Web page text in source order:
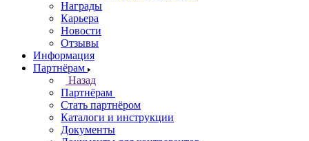
Награды
Карьера
Новости
Отзывы
Информация
Партнёрам
Назад
Партнёрам
Стать партнёром
Каталоги и инструкции
Документы